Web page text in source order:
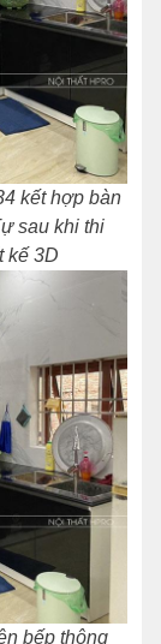
kết hợp bàn
sau khi thi
kế 3D
bếp thông